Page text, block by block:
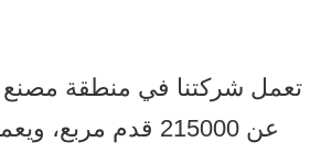
تعمل شركتنا في منطقة مصنع
عن 215000 قدم